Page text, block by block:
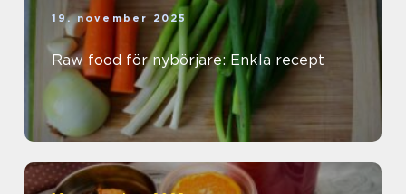
19. november 2025
Raw food för nybörjare: Enkla recept